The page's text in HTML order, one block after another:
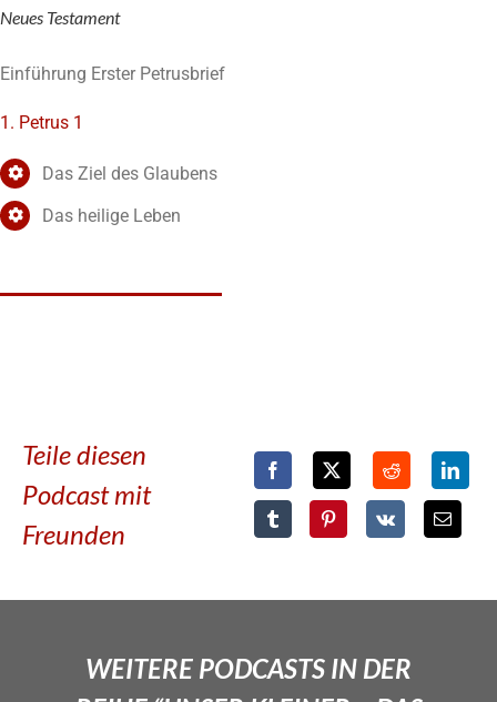
Neues Testament
Einführung Erster Petrusbrief
1. Petrus 1
Das Ziel des Glaubens
Das heilige Leben
Teile diesen
Podcast mit
Freunden
WEITERE PODCASTS IN DER